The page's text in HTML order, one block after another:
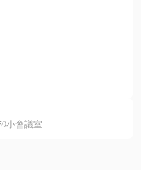
小會議室